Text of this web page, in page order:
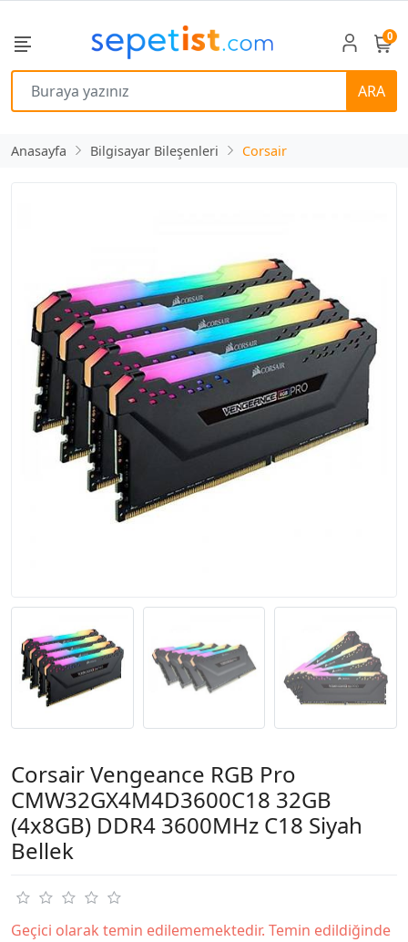
ARA
0
Anasayfa Bilgisayar Bileşenleri Corsair
Corsair Vengeance RGB Pro
CMW32GX4M4D3600C18 32GB
(4x8GB) DDR4 3600MHz C18 Siyah
Bellek
Geçici olarak temin edilememektedir. Temin edildiğinde